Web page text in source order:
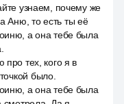
узнаем, почему же
Аню, то есть ты её
а она тебе была
тех, кого я в
было.
а она тебе была